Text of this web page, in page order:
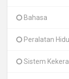
Bahasa
Peralatan
Sistem